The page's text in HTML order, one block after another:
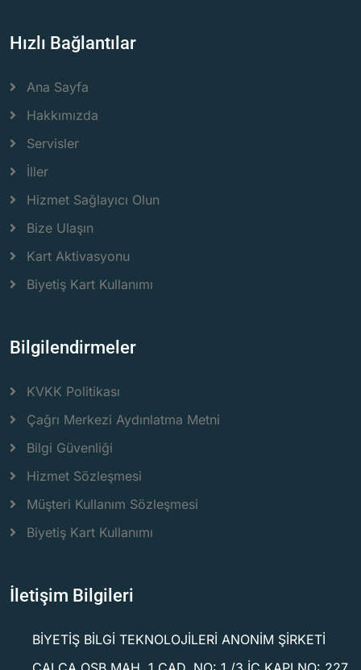
Hızlı Bağlantılar
Ana Sayfa
Hakkımızda
Servisler
İller
Hizmet Sağlayıcı Olun
Bize Ulaşın
Kart Aktivasyonu
Biyetiş Kart Kullanımı
Bilgilendirmeler
KVKK Politikası
Çağrı Merkezi Aydınlatma Metni
Bilgi Güvenliği
Hizmet Sözleşmesi
Müşteri Kullanım Sözleşmesi
Biyetiş Kart Kullanımı
İletişim Bilgileri
BİYETİŞ BİLGİ TEKNOLOJİLERİ ANONİM ŞİRKETİ